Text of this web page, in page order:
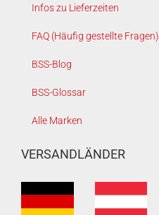
Infos zu Lieferzeiten
FAQ (Häufig gestellte Fragen)
BSS-Blog
BSS-Glossar
Alle Marken
VERSANDLÄNDER